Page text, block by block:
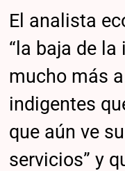
El analista
“la baja de
mucho más
indigentes
que aún ve
servicios” y